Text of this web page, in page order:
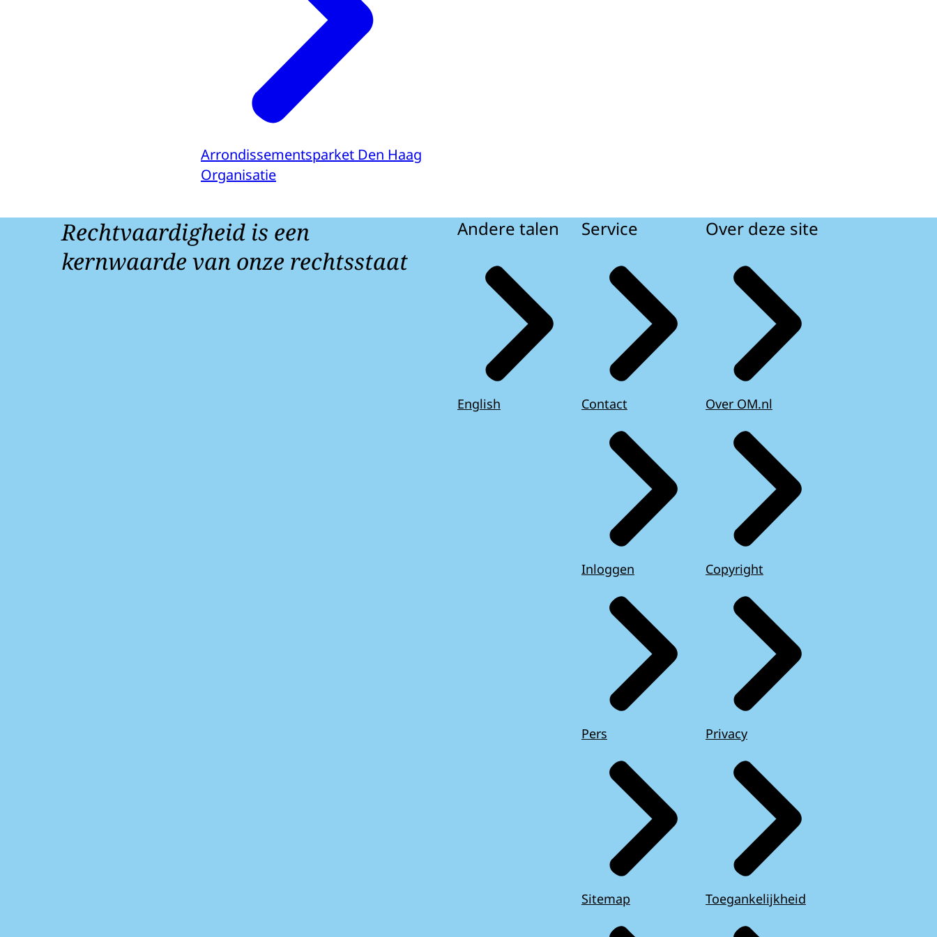
Arrondissementsparket Den Haag
Organisatie
Rechtvaardigheid is een
kernwaarde van onze rechtsstaat
Andere talen
English
Service
Contact
Inloggen
Pers
Sitemap
Over deze site
Over OM.nl
Copyright
Privacy
Toegankelijkheid